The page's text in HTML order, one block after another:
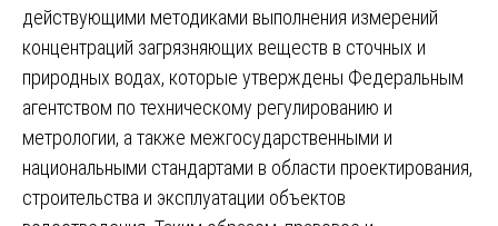
действующими методиками выполнения измерений
концентраций загрязняющих веществ в сточных и
природных водах, которые утверждены Федеральным
агентством по техническому регулированию и
метрологии, а также межгосударственными и
национальными стандартами в области проектирования,
строительства и эксплуатации объектов